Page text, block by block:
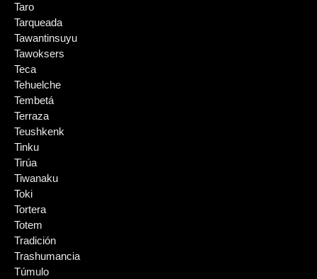
Taro
Tarqueada
Tawantinsuyu
Tawoksers
Teca
Tehuelche
Tembetá
Terraza
Teushkenk
Tinku
Tirúa
Tiwanaku
Toki
Tortera
Totem
Tradición
Trashumancia
Túmulo